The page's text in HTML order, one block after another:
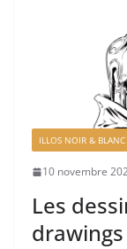
ILLOS NOIR & BLANC
10 novembre
Les